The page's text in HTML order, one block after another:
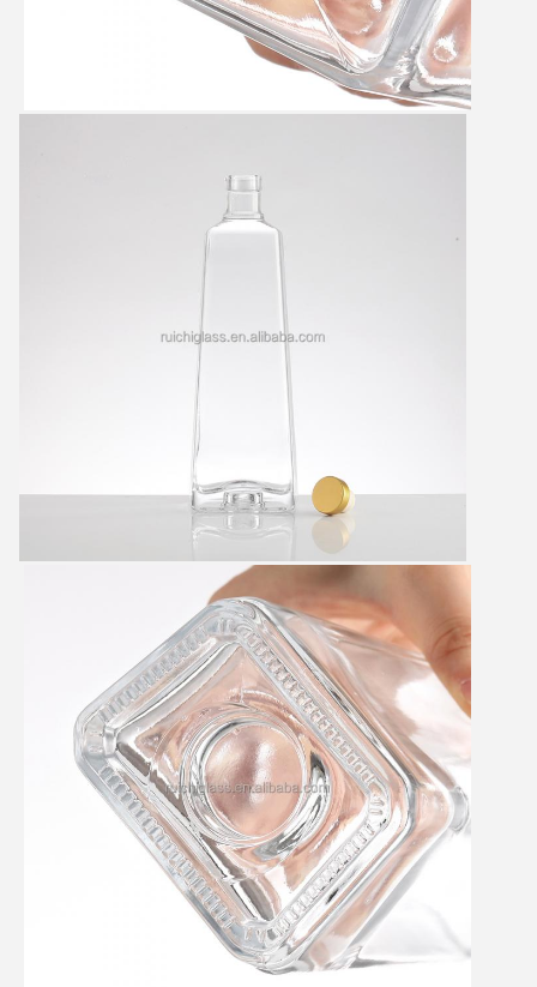
Deixe um recado
Ligaremos para você em breve!
Submeter